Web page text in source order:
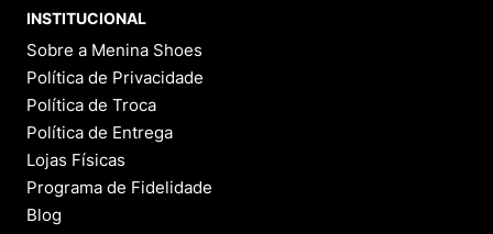
INSTITUCIONAL
Sobre a Menina Shoes
Política de Privacidade
Política de Troca
Política de Entrega
Lojas Físicas
Programa de Fidelidade
Blog